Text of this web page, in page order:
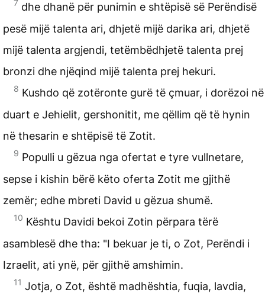
7 dhe dhanë për punimin e shtëpisë së Perëndisë
pesë mijë talenta ari, dhjetë mijë darika ari, dhjetë
mijë talenta argjendi, tetëmbëdhjetë talenta prej
bronzi dhe njëqind mijë talenta prej hekuri.
8 Kushdo që zotëronte gurë të çmuar, i dorëzoi në
duart e Jehielit, gershonitit, me qëllim që të hynin
në thesarin e shtëpisë të Zotit.
9 Populli u gëzua nga ofertat e tyre vullnetare,
sepse i kishin bërë këto oferta Zotit me gjithë
zemër; edhe mbreti David u gëzua shumë.
10 Kështu Davidi bekoi Zotin përpara tërë
asamblesë dhe tha: "I bekuar je ti, o Zot, Perëndi i
Izraelit, ati ynë, për gjithë amshimin.
11 Jotja, o Zot, është madhështia, fuqia, lavdia,